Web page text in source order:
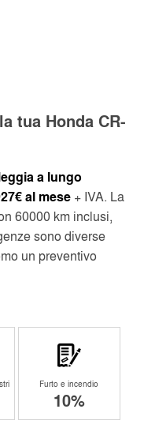
tua Honda CR-
a lungo
al mese + IVA. La
60000 km inclusi,
sono diverse
un preventivo
Furto e incendio
10%